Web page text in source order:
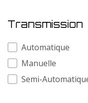
Transmission
Transmission
Automatique
Manuelle
Semi-